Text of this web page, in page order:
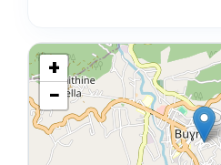
+
−